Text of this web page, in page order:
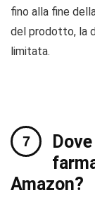
fino alla fine
del prodotto, la
limitata.
Amazon?